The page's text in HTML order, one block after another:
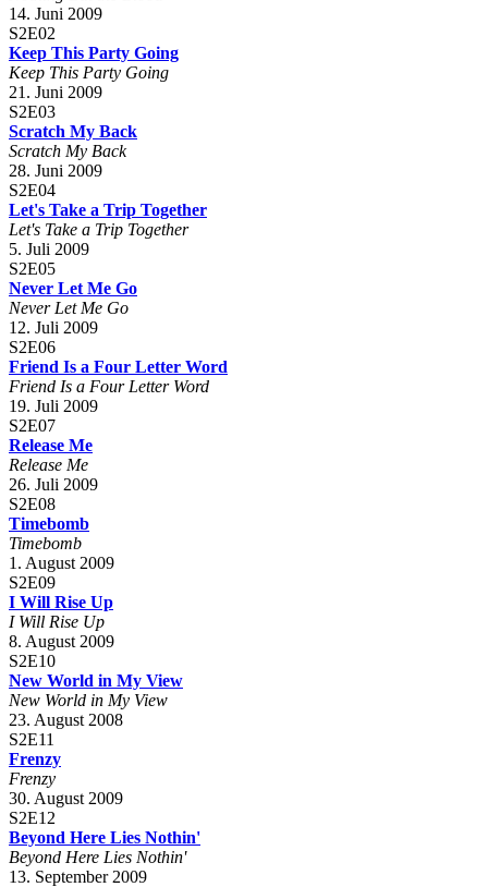
14. Juni 2009
S2E02
Keep This Party Going
Keep This Party Going
21. Juni 2009
S2E03
Scratch My Back
Scratch My Back
28. Juni 2009
S2E04
Let's Take a Trip Together
Let's Take a Trip Together
5. Juli 2009
S2E05
Never Let Me Go
Never Let Me Go
12. Juli 2009
S2E06
Friend Is a Four Letter Word
Friend Is a Four Letter Word
19. Juli 2009
S2E07
Release Me
Release Me
26. Juli 2009
S2E08
Timebomb
Timebomb
1. August 2009
S2E09
I Will Rise Up
I Will Rise Up
8. August 2009
S2E10
New World in My View
New World in My View
23. August 2008
S2E11
Frenzy
Frenzy
30. August 2009
S2E12
Beyond Here Lies Nothin'
Beyond Here Lies Nothin'
13. September 2009